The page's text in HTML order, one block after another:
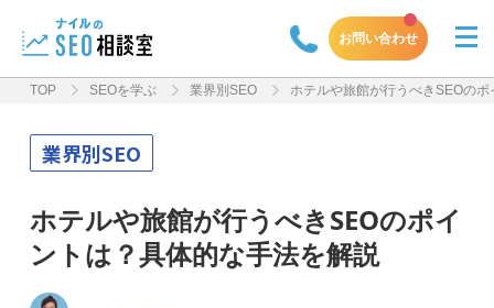
お問い合わせ
TOP SEOを学ぶ 業界別SEO ホテルや旅館が行うべきSEOの
業界別SEO
ホテルや旅館が行うべきSEOのポイ
ントは？具体的な手法を解説